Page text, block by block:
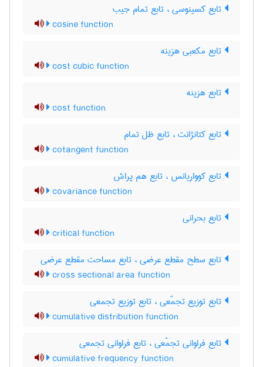
تابع کسینوسی ، تابع تمام جیب
cosine function
تابع مکعبی هزینه
cost cubic function
تابع هزینه
cost function
تابع کتانژانت ، تابع ظل تمام
cotangent function
تابع کوواریانس ، تابع هم پراش
covariance function
تابع بحرانی
critical function
تابع سطح مقطع عرضی ، تابع مساحت مقطع عرضی
cross sectional area function
تابع توزیع تجمّعی ، تابع توزیع تجمعی
cumulative distribution function
تابع فراوانی تجمّعی ، تابع فراوانی تجمعی
cumulative frequency function